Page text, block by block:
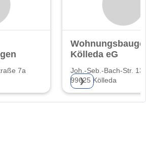
7a
Kölleda eG
Joh.-Seb.-Bach-Str. 13
99625 Kölleda
❯